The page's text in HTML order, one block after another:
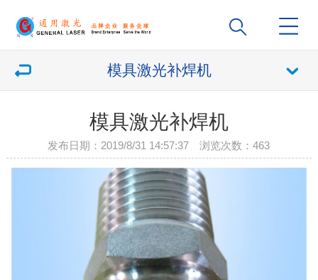
模具激光补焊机
模具激光补焊机
发布日期：2019/8/31 14:57:37 浏览次数：463